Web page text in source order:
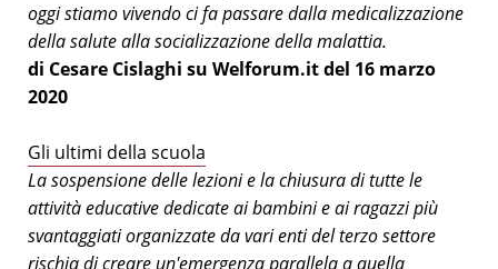
oggi stiamo vivendo ci fa passare dalla medicalizzazione
della salute alla socializzazione della malattia.
di Cesare Cislaghi su Welforum.it del 16 marzo
2020
Gli ultimi della scuola
La sospensione delle lezioni e la chiusura di tutte le
attività educative dedicate ai bambini e ai ragazzi più
svantaggiati organizzate da vari enti del terzo settore
rischia di creare un'emergenza parallela a quella